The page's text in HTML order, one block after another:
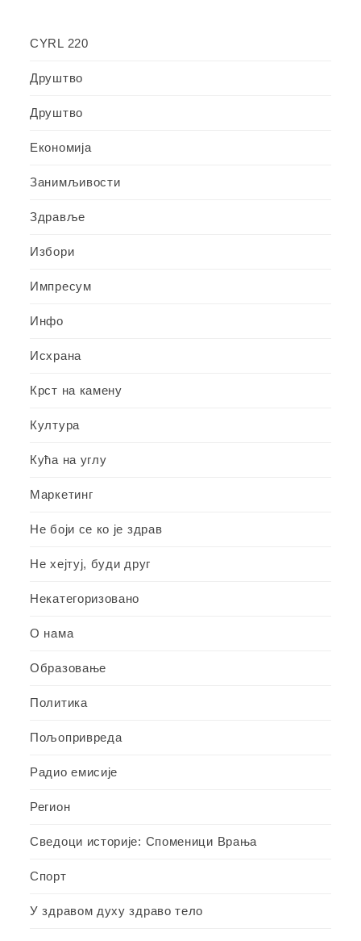
CYRL 220
Друштво
Друштво
Економија
Занимљивости
Здравље
Избори
Импресум
Инфо
Исхрана
Крст на камену
Култура
Кућа на углу
Маркетинг
Не боји се ко је здрав
Не хејтуј, буди друг
Некатегоризовано
О нама
Образовање
Политика
Пољопривреда
Радио емисије
Регион
Сведоци историје: Споменици Врања
Спорт
У здравом духу здраво тело